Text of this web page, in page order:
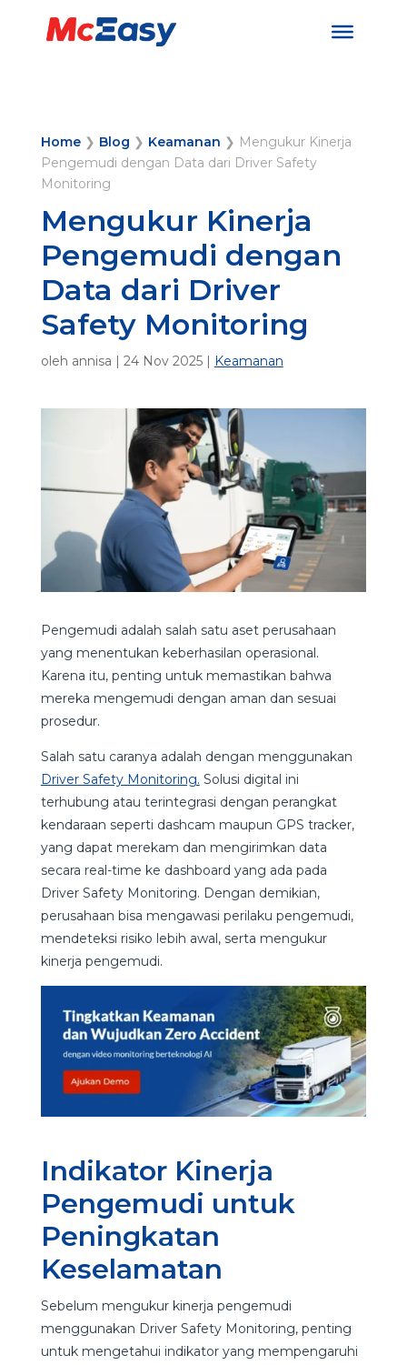
Home❯ Blog ❯ Keamanan ❯ Mengukur Kinerja
Pengemudi dengan Data dari Driver Safety
Monitoring
Mengukur Kinerja
Pengemudi dengan
Data dari Driver
Safety Monitoring
oleh annisa | 24 Nov 2025| Keamanan
Pengemudi adalah salah satu aset perusahaan
yang menentukan keberhasilan operasional.
Karena itu, penting untuk memastikan bahwa
mereka mengemudi dengan aman dan sesuai
prosedur.
Salah satu caranya adalah dengan menggunakan
Driver Safety Monitoring. Solusi digital ini
terhubung atau terintegrasi dengan perangkat
kendaraan seperti dashcam maupun GPS tracker,
yang dapat merekam dan mengirimkan data
secara real-time ke dashboard yang ada pada
Driver Safety Monitoring. Dengan demikian,
perusahaan bisa mengawasi perilaku pengemudi,
mendeteksi risiko lebih awal, serta mengukur
kinerja pengemudi.
Indikator Kinerja
Pengemudi untuk
Peningkatan
Keselamatan
Sebelum mengukur kinerja pengemudi
menggunakan Driver Safety Monitoring, penting
untuk mengetahui indikator yang mempengaruhi